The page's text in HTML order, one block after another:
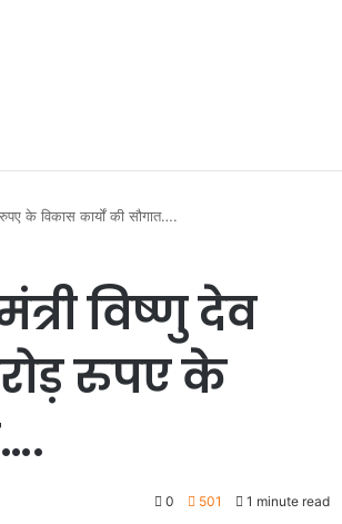
के विकास कार्यों की सौगात….
विष्णु देव
रुपए के
0 501 1 minute read